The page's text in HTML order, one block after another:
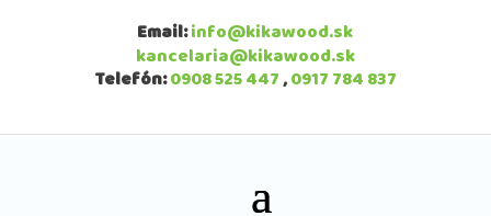
Email:info@kikawood.sk
kancelaria@kikawood.sk
Telefón:0908 525 447,0917 784 837